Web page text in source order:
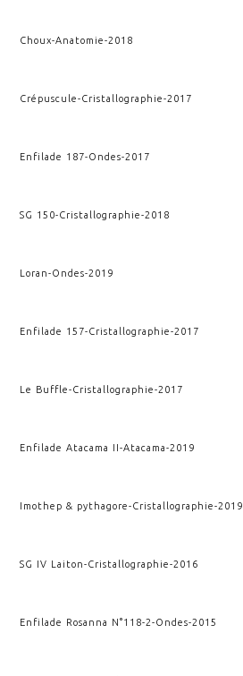
Choux-Anatomie-2018
Crépuscule-Cristallographie-2017
Enfilade 187-Ondes-2017
SG 150-Cristallographie-2018
Loran-Ondes-2019
Enfilade 157-Cristallographie-2017
Le Buffle-Cristallographie-2017
Enfilade Atacama II-Atacama-2019
Imothep & pythagore-Cristallographie-2019
SG IV Laiton-Cristallographie-2016
Enfilade Rosanna N°118-2-Ondes-2015